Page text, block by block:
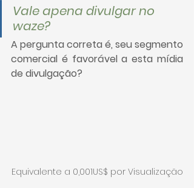
Vale apena divulgar no
waze?
A pergunta correta é, seu segmento
comercial é favorável a esta mídia
de divulgação?
Equivalente a 0,001US$ por Visualização